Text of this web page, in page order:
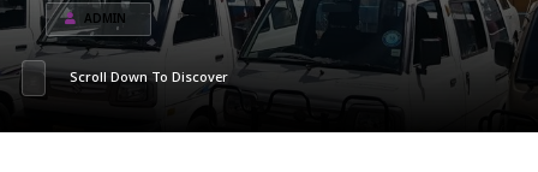
ADMIN
Scroll Down To Discover